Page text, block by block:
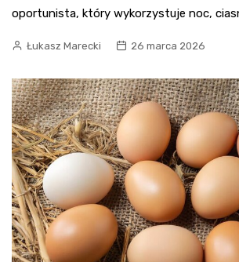
oportunista, który wykorzystuje noc,
Łukasz Marecki 26 marca 2026